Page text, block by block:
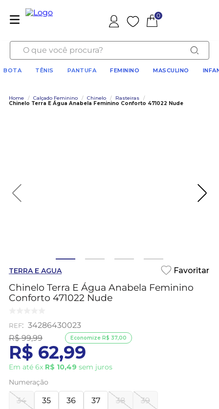
Favoritos
0
O que você procura?
BOTA TÊNIS PANTUFA FEMININO MASCULINO
Home / Calçado Feminino / Chinelo / Rasteiras
/
Chinelo Terra E Água Anabela Feminino Conforto 471022 Nude
TERRA E AGUA
Chinelo Terra E Água Anabela Feminino
Conforto 471022 Nude
: 34286430023
R$ 99,99
R$ 62,99
Em até 6x R$ 10,49 sem juros
Economize R$ 37,00
Numeração
34 35 36 37 38 39